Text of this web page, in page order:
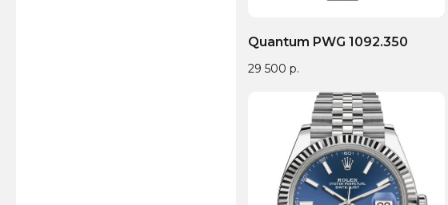
Quantum PWG 1092.350
29 500 р.